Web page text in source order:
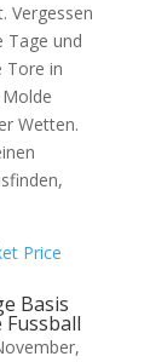
Vergessen
Tage und
Tore in
Wetten.
Price
Basis